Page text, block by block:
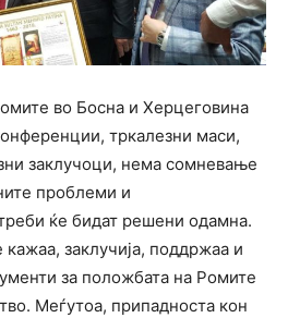
во Босна и Херцеговина
тркалезни маси,
заклучоци, нема сомневање
проблеми и
ќе бидат решени одамна.
заклучија, поддржаа и
за положбата на Ромите
Меѓутоа, припадноста кон